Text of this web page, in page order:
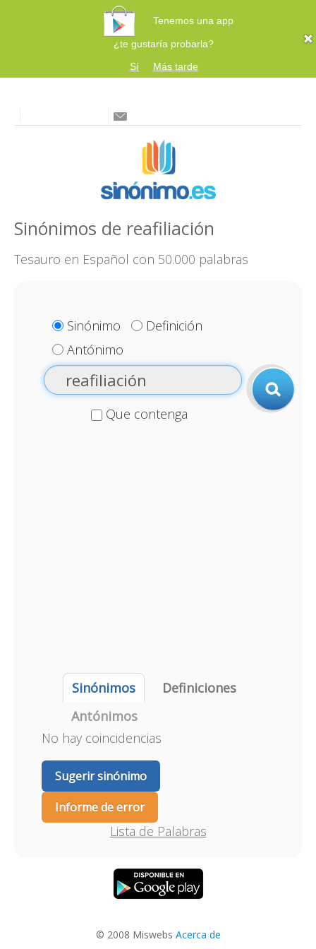
Tenemos una app
¿te gustaría probarla?
Sí
Más tarde
Sinónimos de reafiliación
Tesauro en Español con 50.000 palabras
Sinónimo
Definición
Antónimo
Que contenga
Sinónimos
Definiciones
Antónimos
No hay coincidencias
Sugerir sinónimo
Informe de error
Lista de Palabras
© 2008 Miswebs Acerca de